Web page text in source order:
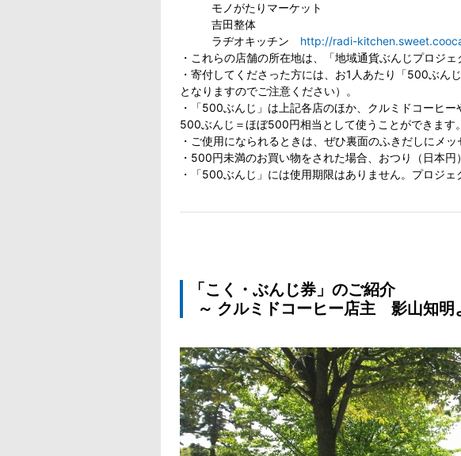
モノがたりマーケット
吉田整体
ラヂオキッチン http://radi-
・これらの店舗の所在地は、「地域通貨ぶんじプロジ
・寄付してくださった方には、お1人あたり「500ぶ
となりますのでご注意ください）。
・「500ぶんじ」は上記各店のほか、クルミドコーヒ
500ぶんじ＝ほぼ500円相当として使うことができます
・ご使用になられるときは、ぜひ裏面のふきだしにメ
・500円未満のお買い物をされた場合、おつり（日本円
・「500ぶんじ」には使用期限はありません。プロジェ
「こく・ぶんじ券」のご紹介
～ クルミドコーヒー店主 影山知明